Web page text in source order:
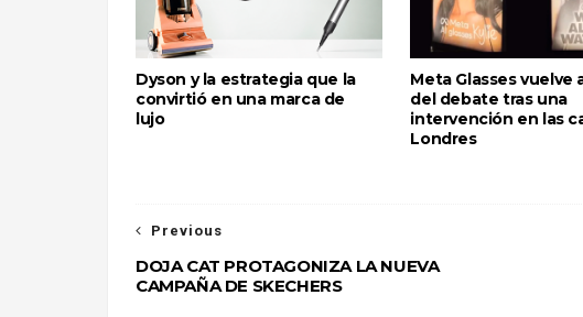
Dyson y la estrategia que la
convirtió en una marca de
lujo
Meta Glasses vuelve
del debate tras una
intervención en las
Londres
Previous
DOJA CAT PROTAGONIZA LA NUEVA
CAMPAÑA DE SKECHERS